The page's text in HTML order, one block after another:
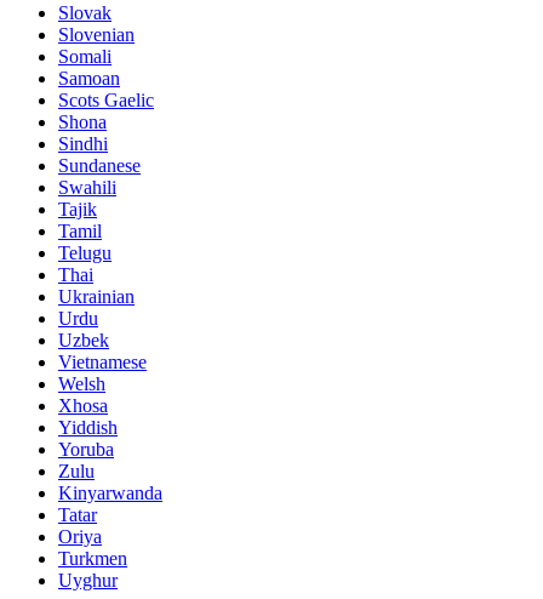
Slovak
Slovenian
Somali
Samoan
Scots Gaelic
Shona
Sindhi
Sundanese
Swahili
Tajik
Tamil
Telugu
Thai
Ukrainian
Urdu
Uzbek
Vietnamese
Welsh
Xhosa
Yiddish
Yoruba
Zulu
Kinyarwanda
Tatar
Oriya
Turkmen
Uyghur